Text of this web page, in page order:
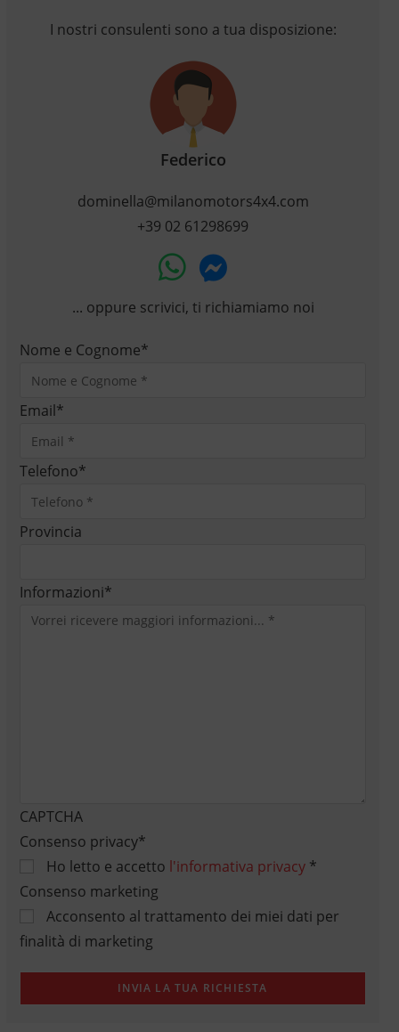
I nostri consulenti sono a tua disposizione:
Federico
dominella@milanomotors4x4.com
+39 02 61298699
... oppure scrivici, ti richiamiamo noi
Nome e Cognome*
Email*
Telefono*
Provincia
Informazioni*
CAPTCHA
Consenso privacy*
Ho letto e accetto l'informativa privacy*
Consenso marketing
Acconsento al trattamento dei miei dati per
finalità di marketing